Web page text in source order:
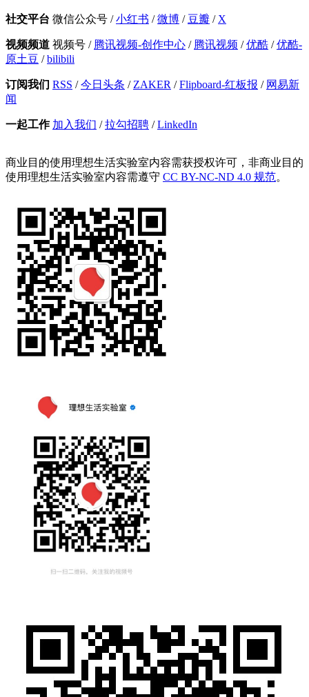
社交平台 微信公众号 /小红书 /微博 / 豆瓣 / X
视频频道 视频号 / 腾讯视频-创作中心 / 腾讯视频 /优酷 /优酷-
原土豆 /bilibili
订阅我们 RSS /今日头条 / ZAKER /Flipboard-红板报 / 网易新
闻
一起工作 加入我们 /拉勾招聘 /LinkedIn
商业目的使用理想生活实验室内容需获授权许可，非商业目的
使用理想生活实验室内容需遵守 CC BY-NC-ND 4.0 规范。